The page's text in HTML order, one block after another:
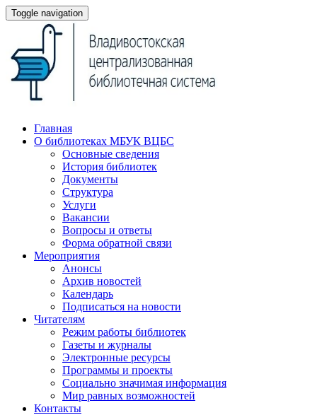
Toggle navigation
Главная
О библиотеках МБУК ВЦБС
Основные сведения
История библиотек
Документы
Структура
Услуги
Вакансии
Вопросы и ответы
Форма обратной связи
Мероприятия
Анонсы
Архив новостей
Календарь
Подписаться на новости
Читателям
Режим работы библиотек
Газеты и журналы
Электронные ресурсы
Программы и проекты
Социально значимая информация
Мир равных возможностей
Контакты